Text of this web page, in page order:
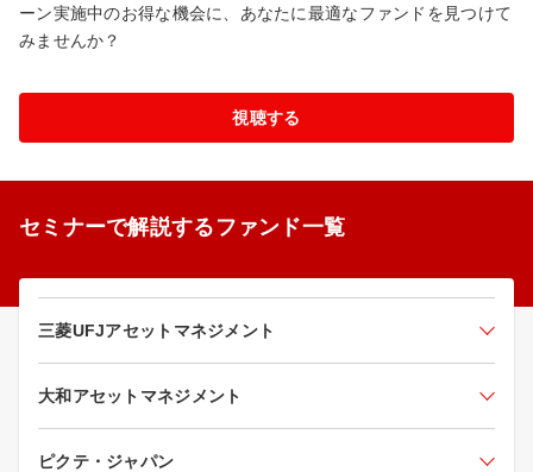
ーン実施中のお得な機会に、あなたに最適なファンドを見つけて
みませんか？
視聴する
セミナーで解説するファンド一覧
三菱UFJアセットマネジメント
大和アセットマネジメント
ピクテ・ジャパン